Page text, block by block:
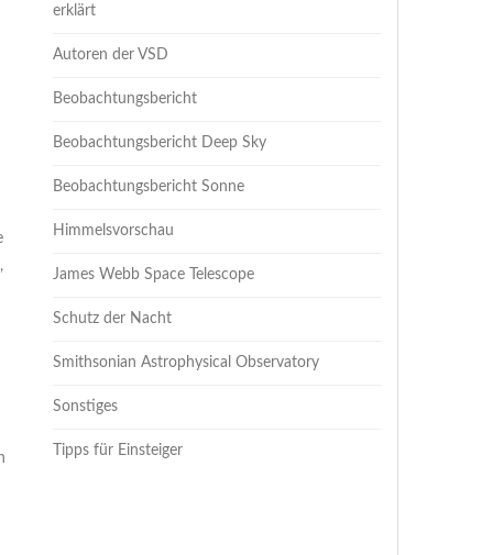
erklärt
Autoren der VSD
Beobachtungsbericht
Beobachtungsbericht Deep Sky
Beobachtungsbericht Sonne
Himmelsvorschau
James Webb Space Telescope
Schutz der Nacht
Smithsonian Astrophysical Observatory
Sonstiges
Tipps für Einsteiger